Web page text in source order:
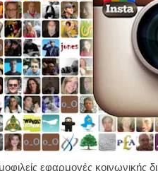
εφαρμογές